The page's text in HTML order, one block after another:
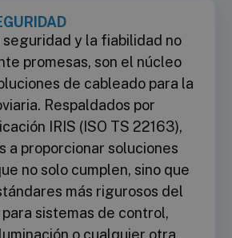
seguridad y la fiabilidad no
promesas, son el núcleo
de cableado para la
Respaldados por
IRIS (ISO TS 22163),
a proporcionar soluciones
no solo cumplen, sino que
más rigurosos del
sistemas de control,
o cualquier otra